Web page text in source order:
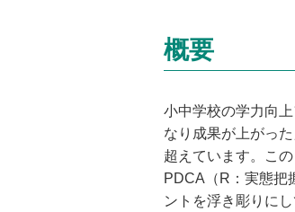
概要
小中学校の学力向
なり成果が上がっ
超えています。こ
PDCA（R：実態把
ントを浮き彫りにし